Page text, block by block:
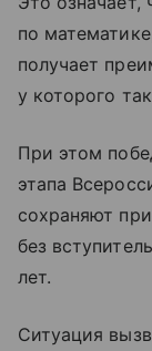
по
получает
у которого
При этом
этапа
сохраняют
без
лет.
Ситуация